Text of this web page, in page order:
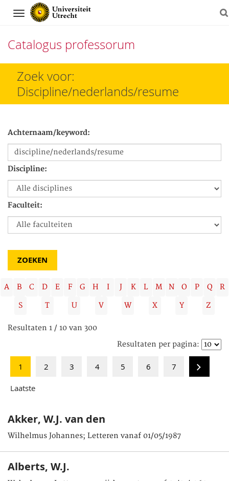
Navigation
Catalogus professorum
Direct
het
Zoek voor:
Discipline/nederlands/resume
Achternaam/keyword:
Discipline:
Faculteit:
A B C D E F G H I J K L M N O P Q
R
S
T U V W X Y Z
Resultaten 1 / 10 van 300
Resultaten per pagina:
1 2 3 4 5 6 7
Laatste
Akker, W.J. van den
Wilhelmus Johannes; Letteren vanaf 01/05/1987
Alberts, W.J.